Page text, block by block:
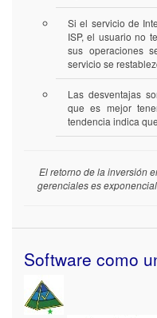
Si el servicio de
ISP, el usuario no
sus operaciones
servicio se
Las desventajas
que es mejor
tendencia indica
El retorno de la inversión
gerenciales es
Software como